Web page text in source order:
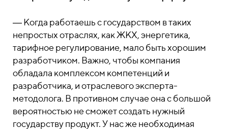
― Когда работаешь с государством в таких
непростых отраслях, как ЖКХ, энергетика,
тарифное регулирование, мало быть хорошим
разработчиком. Важно, чтобы компания
обладала комплексом компетенций и
разработчика, и отраслевого эксперта-
методолога. В противном случае она с большой
вероятностью не сможет создать нужный
государству продукт. У нас же необходимая